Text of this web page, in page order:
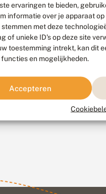
ervaringen te bieden,
informatie over je apparaat
stemmen met deze
of unieke ID's op deze site
toestemming intrekt, kan dit
functies en mogelijkheden.
Accepteren